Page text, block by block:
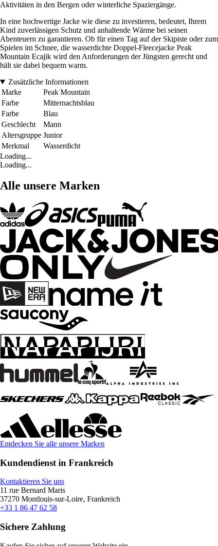
Aktivitäten in den Bergen oder winterliche Spaziergänge.
In eine hochwertige Jacke wie diese zu investieren, bedeutet, Ihrem
Kind zuverlässigen Schutz und anhaltende Wärme bei seinen
Abenteuern zu garantieren. Ob für einen Tag auf der Skipiste oder zum
Spielen im Schnee, die wasserdichte Doppel-Fleecejacke Peak
Mountain Ecajik wird den Anforderungen der Jüngsten gerecht und
hält sie dabei bequem warm.
Zusätzliche Informationen
Marke
Peak Mountain
Farbe
Mitternachtsblau
Farbe
Blau
Geschlecht
Mann
Altersgruppe Junior
Merkmal
Wasserdicht
Loading...
Loading...
Alle unsere Marken
Entdecken Sie alle unsere Marken
Kundendienst in Frankreich
Kontaktieren Sie uns
11 rue Bernard Maris
37270 Montlouis-sur-Loire, Frankreich
+33 1 86 47 62 58
Sichere Zahlung